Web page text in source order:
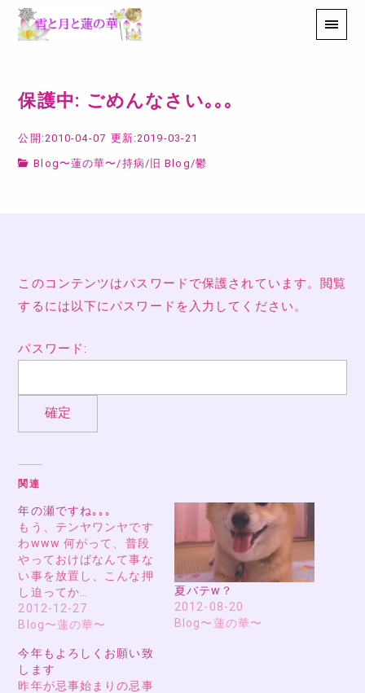
保護中: ごめんなさい｡｡｡
公開:2010-04-07 更新:2019-03-21
Blog〜蓮の華〜 /持病 / 旧 Blog /鬱
このコンテンツはパスワードで保護されています。閲覧
するには以下にパスワードを入力してください。
パスワード:
関連
年の瀬ですね｡｡｡
もう、テンヤワンヤです
わwww 何がって、普段
やっておけばなんて事な
い事を放置し、こんな押
し迫ってか…
2012-12-27
Blog〜蓮の華〜
夏バテw？
2012-08-20
Blog〜蓮の華〜
今年もよろしくお願い致
します
昨年が忌事始まりの忌事